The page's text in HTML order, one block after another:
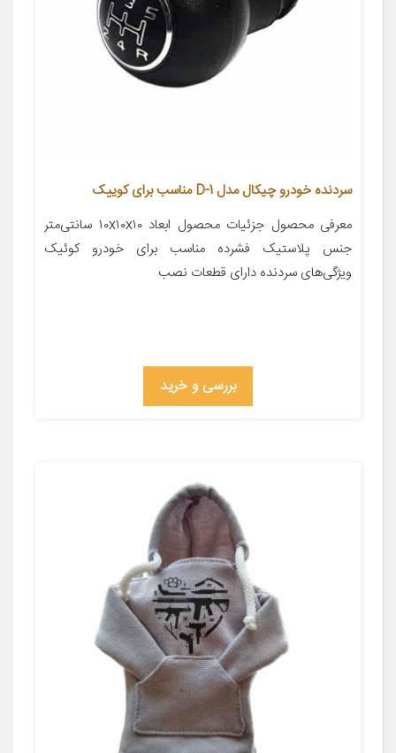
سردنده خودرو چیکال مدل D-1 مناسب برای کوییک
معرفی محصول جزئیات محصول ابعاد ۱۰x۱۰x۱۰ سانتی‌متر
جنس پلاستیک فشرده مناسب برای خودرو کوئیک
ویژگی‌های سردنده دارای قطعات نصب
بررسی و خرید